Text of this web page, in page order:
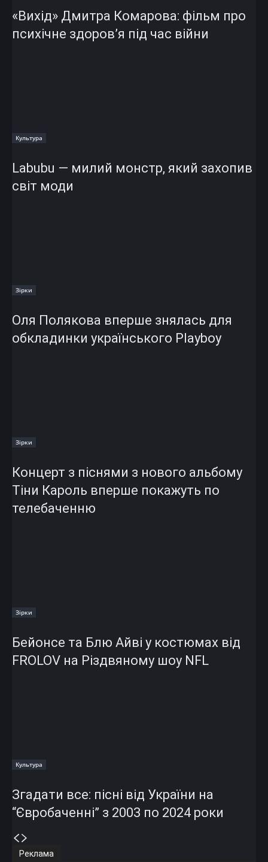
«Вихід» Дмитра Комарова: фільм про
психічне здоров’я під час війни
Культура
Labubu — милий монстр, який захопив
світ моди
Зірки
Оля Полякова вперше знялась для
обкладинки українського Playboy
Зірки
Концерт з піснями з нового альбому
Тіни Кароль вперше покажуть по
телебаченню
Зірки
Бейонсе та Блю Айві у костюмах від
FROLOV на Різдвяному шоу NFL
Культура
Згадати все: пісні від України на
“Євробаченні” з 2003 по 2024 роки
Реклама